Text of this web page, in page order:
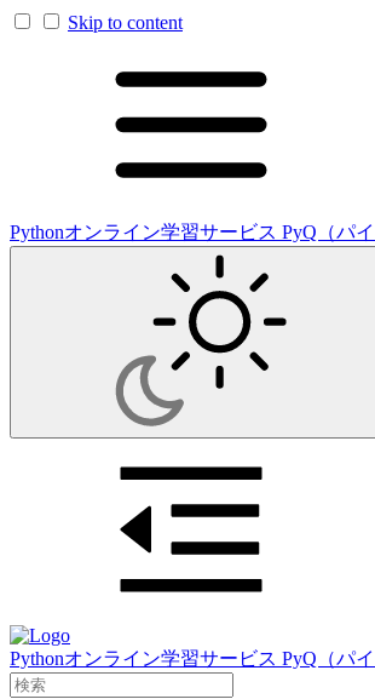
Skip to content
Pythonオンライン学習サービス PyQ（パ
Pythonオンライン学習サービス PyQ（パ